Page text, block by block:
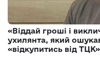
«Віддай гроші і
ухилянта, який
«відкупитись від ТЦК»